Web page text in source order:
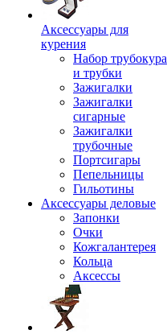
Аксессуары для
курения
Набор трубокура
и трубки
Зажигалки
Зажигалки
сигарные
Зажигалки
трубочные
Портсигары
Пепельницы
Гильотины
Аксессуары деловые
Запонки
Очки
Кожгалантерея
Кольца
Аксессы